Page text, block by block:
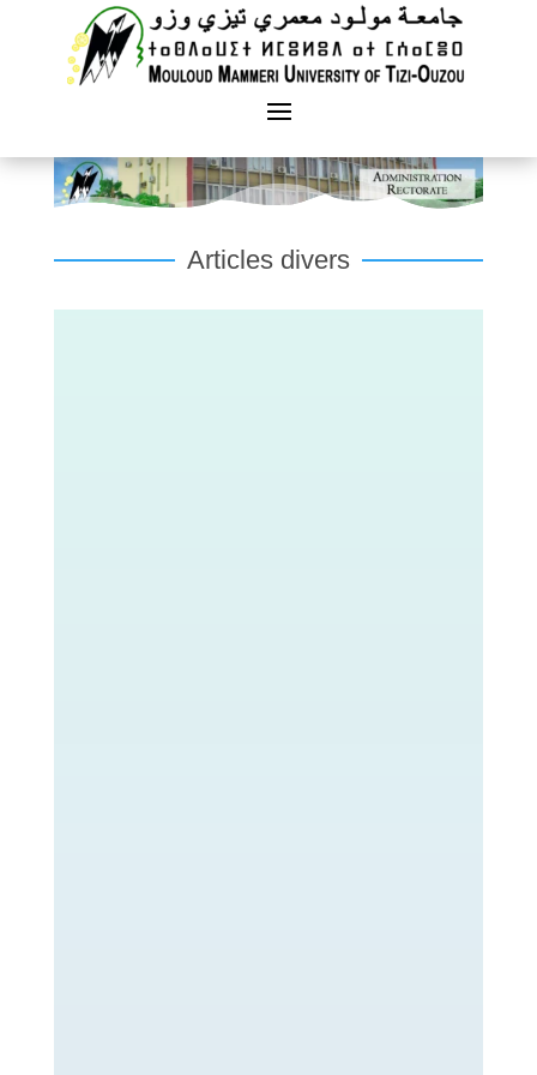
Articles divers